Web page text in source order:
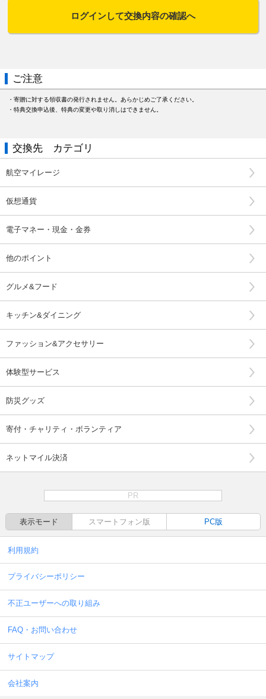
ログインして交換内容の確認へ
ご注意
・寄贈に対する領収書の発行されません。あらかじめご了承ください。
・特典交換申込後、特典の変更や取り消しはできません。
交換先 カテゴリ
航空マイレージ
仮想通貨
電子マネー・現金・金券
他のポイント
グルメ&フード
キッチン&ダイニング
ファッション&アクセサリー
体験型サービス
防災グッズ
寄付・チャリティ・ボランティア
ネットマイル決済
PR
表示モード スマートフォン版 PC版
利用規約
プライバシーポリシー
不正ユーザーへの取り組み
FAQ・お問い合わせ
サイトマップ
会社案内